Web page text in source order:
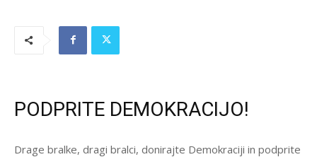
PODPRITE DEMOKRACIJO!
Drage bralke, dragi bralci, donirajte Demokraciji in podprite